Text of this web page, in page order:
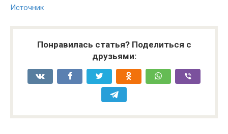
Источник
Понравилась статья? Поделиться с
друзьями: